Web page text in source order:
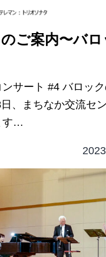
ご案内〜バ
サート #4 バロック
、まちなか交流セ
す…